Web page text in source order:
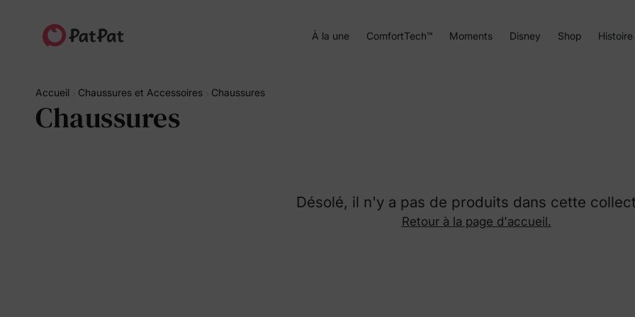
À la une ComfortTech™ Moments Disney Shop Histoire
Accueil Chaussures et Accessoires Chaussures
Chaussures
Désolé, il n'y a pas de produits dans cette
Retour à la page d'accueil.